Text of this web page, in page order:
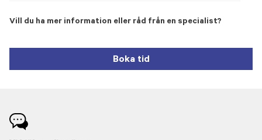
Vill du ha mer information eller råd från en specialist?
Boka tid